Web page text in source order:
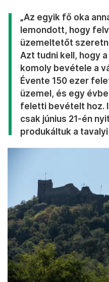
„Az egyik fő oka
lemondott, hogy
üzemeltetőt
Azt tudni kell, hogy
komoly bevétele a
Évente 150 ezer
üzemel, és egy
feletti bevételt hoz.
csak június 21-én
produkáltuk a tavalyi